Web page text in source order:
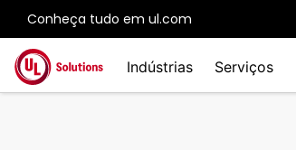
Conheça tudo em ul.com
Skip to main content
Indústrias
Serviços